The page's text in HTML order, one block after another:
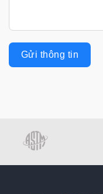
Gửi thông tin